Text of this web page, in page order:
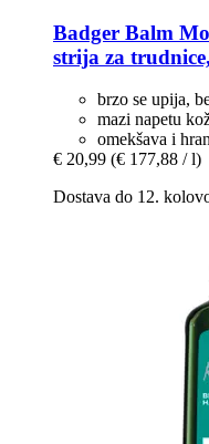
Badger Balm
strija za
brzo se upija,
mazi napetu
omekšava i
€ 20,99 (€ 177,88 / l)
Dostava do 12.